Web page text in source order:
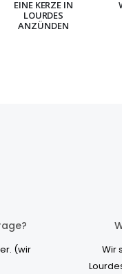
EINE KERZE IN
LOURDES
ANZÜNDEN
(wir
Wir